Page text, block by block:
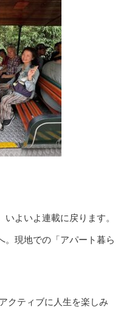
よいよ連載に戻ります。
。現地での「アパート暮ら
アクティブに人生を楽しみ